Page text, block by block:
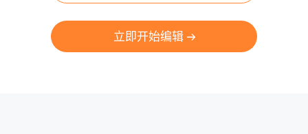
立即开始编辑